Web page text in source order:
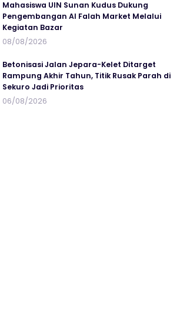
Mahasiswa UIN Sunan Kudus Dukung
Pengembangan Al Falah Market Melalui
Kegiatan Bazar
08/08/2026
Betonisasi Jalan Jepara-Kelet Ditarget
Rampung Akhir Tahun, Titik Rusak Parah di
Sekuro Jadi Prioritas
06/08/2026